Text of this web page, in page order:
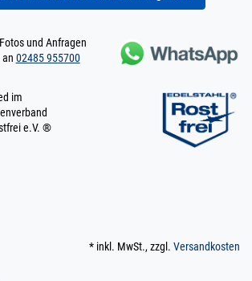
und Anfragen
02485 955700
im
e.V. ®
* inkl. MwSt., zzgl. Versandkosten